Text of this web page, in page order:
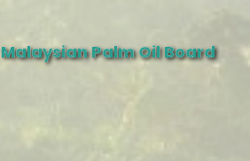
Malaysian Palm Oil Board